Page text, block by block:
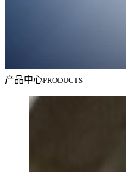
产品中心PRODUCTS